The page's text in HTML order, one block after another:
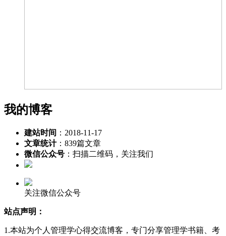
我的博客
建站时间 ：2018-11-17
文章统计：839篇文章
微信公众号 ：扫描二维码，关注我们
关注微信公众号
站点声明：
1.本站为个人管理学心得交流博客，专门分享管理学书籍、考